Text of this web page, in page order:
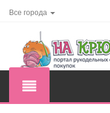
Все города